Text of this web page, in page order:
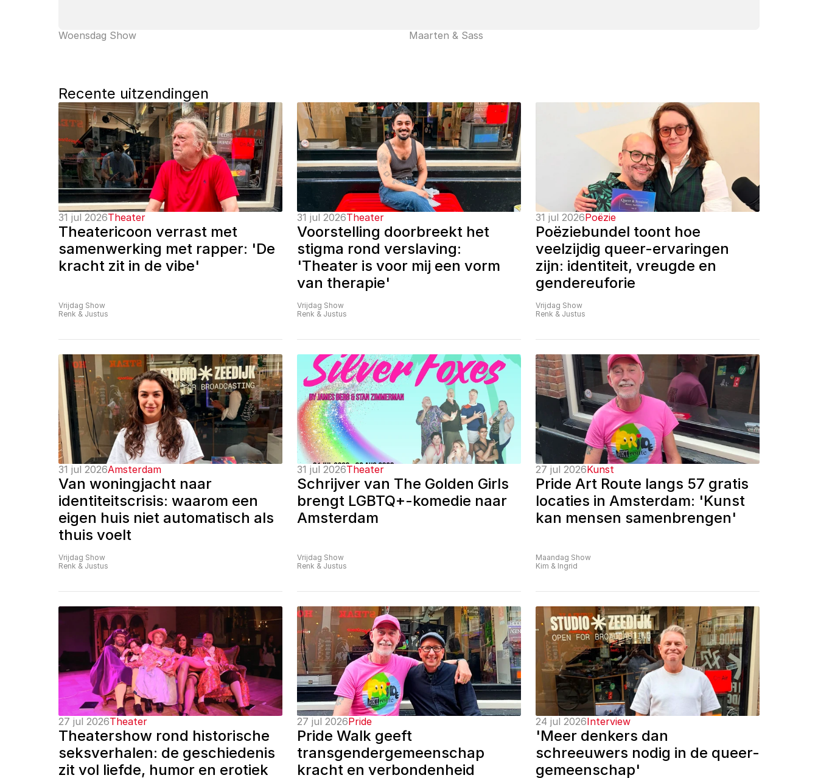
Woensdag Show Maarten & Sass
Recente uitzendingen
31 jul 2026Theater
Theatericoon verrast met
samenwerking met rapper: 'De
kracht zit in de vibe'
Vrijdag Show
Renk & Justus
31 jul 2026Theater
Voorstelling doorbreekt het
stigma rond verslaving:
'Theater is voor mij een vorm
van therapie'
Vrijdag Show
Renk & Justus
31 jul 2026Poëzie
Poëziebundel toont hoe
veelzijdig queer-ervaringen
zijn: identiteit, vreugde en
gendereuforie
Vrijdag Show
Renk & Justus
31 jul 2026Amsterdam
Van woningjacht naar
identiteitscrisis: waarom een
eigen huis niet automatisch als
thuis voelt
Vrijdag Show
Renk & Justus
31 jul 2026Theater
Schrijver van The Golden Girls
brengt LGBTQ+-komedie naar
Amsterdam
Vrijdag Show
Renk & Justus
27 jul 2026Kunst
Pride Art Route langs 57 gratis
locaties in Amsterdam: 'Kunst
kan mensen samenbrengen'
Maandag Show
Kim & Ingrid
27 jul 2026Theater
Theatershow rond historische
seksverhalen: de geschiedenis
zit vol liefde, humor en erotiek
27 jul 2026Pride
Pride Walk geeft
transgendergemeenschap
kracht en verbondenheid
24 jul 2026Interview
'Meer denkers dan
schreeuwers nodig in de queer-
gemeenschap'